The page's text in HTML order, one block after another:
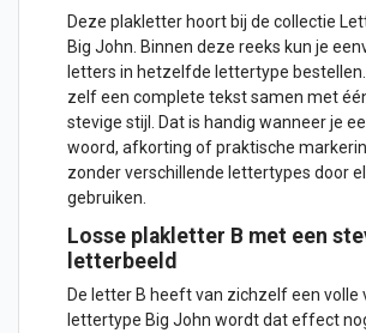
Deze plakletter hoort bij de collectie
Big John . Binnen deze reeks kun je
letters in hetzelfde lettertype
zelf een complete tekst samen met
stevige stijl. Dat is handig wanneer je
woord, afkorting of praktische
zonder verschillende lettertypes door
gebruiken.
Losse plakletter B met een
letterbeeld
De letter B heeft van zichzelf een volle
lettertype Big John wordt dat effect